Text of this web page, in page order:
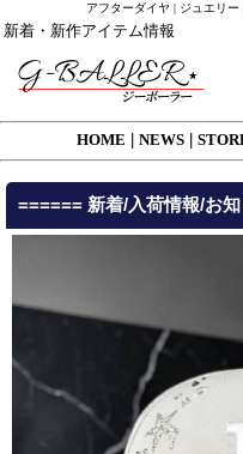
アフターダイヤ | ジュエリ
新着・新作アイテム情報
HOME NEWS
====== 新着/入荷情報/お